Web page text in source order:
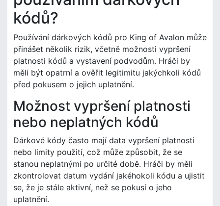
kódů?
Používání dárkových kódů pro King of Avalon může
přinášet několik rizik, včetně možnosti vypršení
platnosti kódů a vystavení podvodům. Hráči by
měli být opatrní a ověřit legitimitu jakýchkoli kódů
před pokusem o jejich uplatnění.
Možnost vypršení platnosti
nebo neplatných kódů
Dárkové kódy často mají data vypršení platnosti
nebo limity použití, což může způsobit, že se
stanou neplatnými po určité době. Hráči by měli
zkontrolovat datum vydání jakéhokoli kódu a ujistit
se, že je stále aktivní, než se pokusí o jeho
uplatnění.